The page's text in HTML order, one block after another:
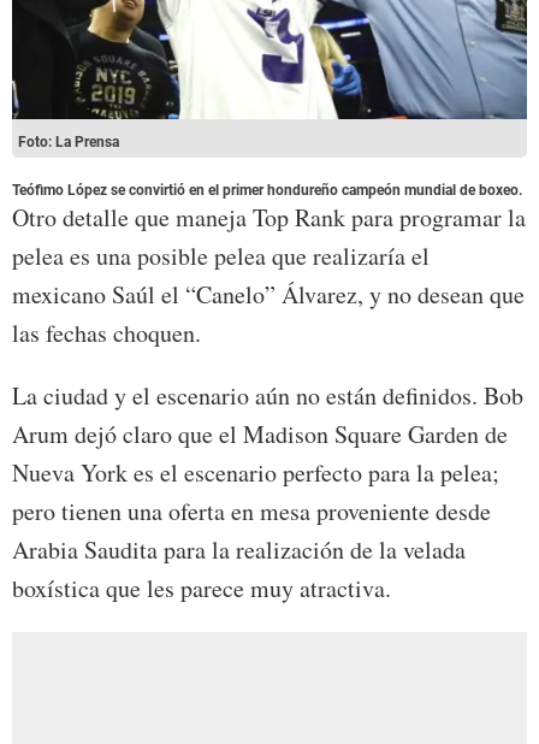
Foto: La Prensa
Teófimo López se convirtió en el primer hondureño campeón mundial de boxeo.
Otro detalle que maneja Top Rank para programar la
pelea es una posible pelea que realizaría el
mexicano Saúl el “Canelo” Álvarez, y no desean que
las fechas choquen.
La ciudad y el escenario aún no están definidos. Bob
Arum dejó claro que el Madison Square Garden de
Nueva York es el escenario perfecto para la pelea;
pero tienen una oferta en mesa proveniente desde
Arabia Saudita para la realización de la velada
boxística que les parece muy atractiva.